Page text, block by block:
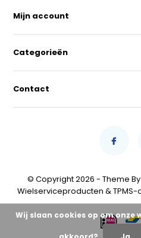
Mijn account
Categorieën
Contact
© Copyright 2026 - Theme By
Wielserviceproducten &
Wij slaan cookies op om onze